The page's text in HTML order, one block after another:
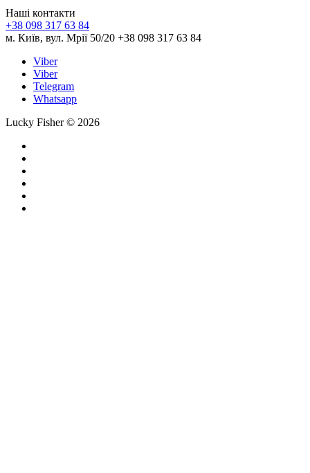
Наші контакти
+38 098 317 63 84
м. Київ, вул. Мрії 50/20 +38 098 317 63 84
Viber
Viber
Telegram
Whatsapp
Lucky Fisher © 2026